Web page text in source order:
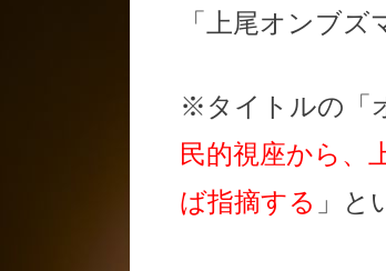
「上尾オンブズ
※タイトルの「
民的視座から、
ば指摘する 」と